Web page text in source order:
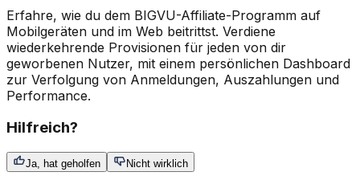
Erfahre, wie du dem BIGVU-Affiliate-Programm auf
Mobilgeräten und im Web beitrittst. Verdiene
wiederkehrende Provisionen für jeden von dir
geworbenen Nutzer, mit einem persönlichen Dashboard
zur Verfolgung von Anmeldungen, Auszahlungen und
Performance.
Hilfreich?
Ja, hat geholfen Nicht wirklich